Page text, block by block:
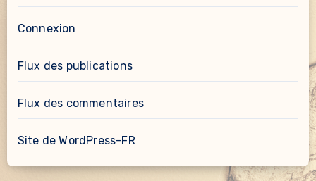
Connexion
Flux des publications
Flux des commentaires
Site de WordPress-FR